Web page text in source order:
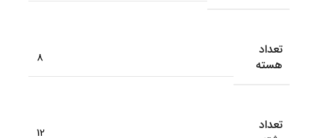
تعداد
هسته
8
تعداد
12